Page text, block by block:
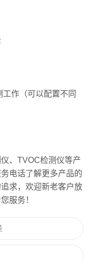
作（可以配置不同
、TVOC检测仪等产
电话了解更多产品的
求，欢迎新老客户放
服务！